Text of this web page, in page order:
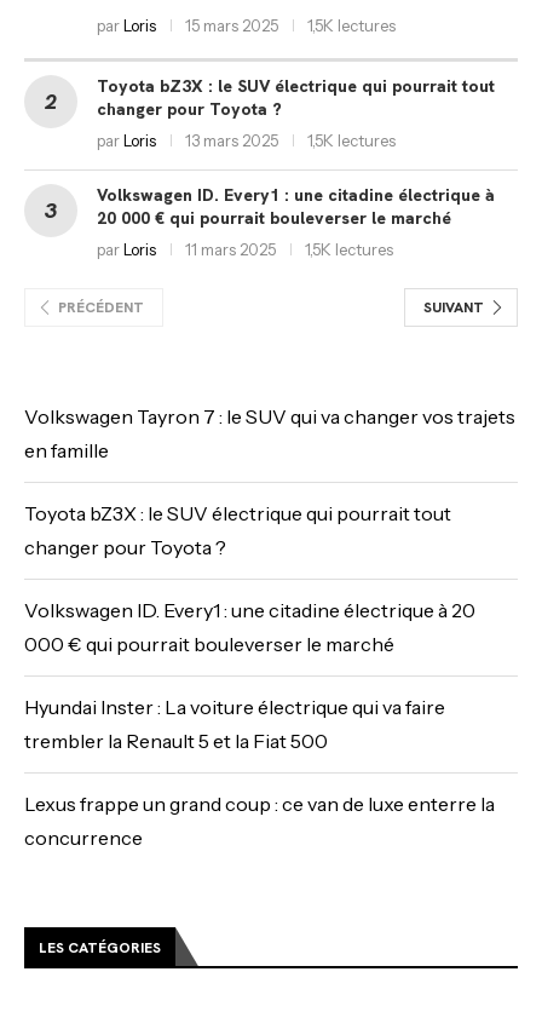
parLoris 15 mars 2025 1,5K lectures
Toyota bZ3X : le SUV électrique qui pourrait tout
changer pour Toyota ?
parLoris 13 mars 2025 1,5K lectures
Volkswagen ID. Every1 : une citadine électrique à
20 000 € qui pourrait bouleverser le marché
parLoris 11 mars 2025 1,5K lectures
PRÉCÉDENT SUIVANT
Volkswagen Tayron 7 : le SUV qui va changer vos trajets
en famille
Toyota bZ3X : le SUV électrique qui pourrait tout
changer pour Toyota ?
Volkswagen ID. Every1 : une citadine électrique à 20
000 € qui pourrait bouleverser le marché
Hyundai Inster : La voiture électrique qui va faire
trembler la Renault 5 et la Fiat 500
Lexus frappe un grand coup : ce van de luxe enterre la
concurrence
LES CATÉGORIES